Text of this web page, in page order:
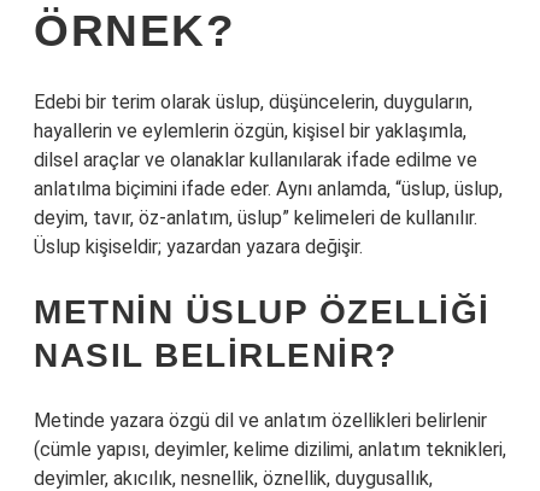
ÖRNEK?
Edebi bir terim olarak üslup, düşüncelerin, duyguların,
hayallerin ve eylemlerin özgün, kişisel bir yaklaşımla,
dilsel araçlar ve olanaklar kullanılarak ifade edilme ve
anlatılma biçimini ifade eder. Aynı anlamda, “üslup, üslup,
deyim, tavır, öz-anlatım, üslup” kelimeleri de kullanılır.
Üslup kişiseldir; yazardan yazara değişir.
METNIN ÜSLUP ÖZELLIĞI
NASIL BELIRLENIR?
Metinde yazara özgü dil ve anlatım özellikleri belirlenir
(cümle yapısı, deyimler, kelime dizilimi, anlatım teknikleri,
deyimler, akıcılık, nesnellik, öznellik, duygusallık,